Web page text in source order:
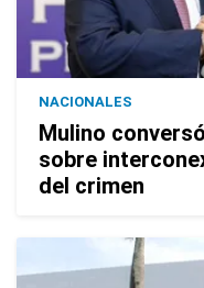
NACIONALES
Mulino
sobre
del crimen